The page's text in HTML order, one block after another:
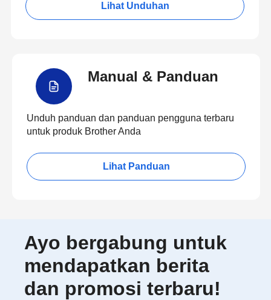
Lihat Unduhan
Manual & Panduan
Unduh panduan dan panduan pengguna terbaru
untuk produk Brother Anda
Lihat Panduan
Ayo bergabung untuk
mendapatkan berita
dan promosi terbaru!